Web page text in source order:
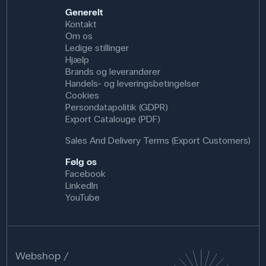
Generelt
Kontakt
Om os
Ledige stillinger
Hjælp
Brands og leverandører
Handels- og leveringsbetingelser
Cookies
Persondatapolitik (GDPR)
Export Catalouge (PDF)
Sales And Delivery Terms (Export Customers)
Følg os
Facebook
LinkedIn
YouTube
Webshop